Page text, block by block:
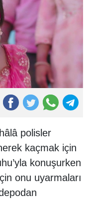
polisler
kaçmak için
konuşurken
onu uyarmaları